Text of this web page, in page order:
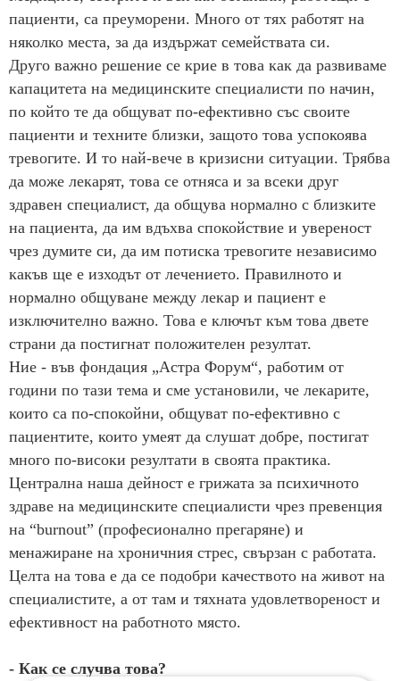
пациенти, са преуморени. Много от тях работят на
няколко места, за да издържат семействата си.
Друго важно решение се крие в това как да развиваме
капацитета на медицинските специалисти по начин,
по който те да общуват по-ефективно със своите
пациенти и техните близки, защото това успокоява
тревогите. И то най-вече в кризисни ситуации. Трябва
да може лекарят, това се отняса и за всеки друг
здравен специалист, да общува нормално с близките
на пациента, да им вдъхва спокойствие и увереност
чрез думите си, да им потиска тревогите независимо
какъв ще е изходът от лечението. Правилното и
нормално общуване между лекар и пациент е
изключително важно. Това е ключът към това двете
страни да постигнат положителен резултат.
Ние - във фондация „Астра Форум“, работим от
години по тази тема и сме установили, че лекарите,
които са по-спокойни, общуват по-ефективно с
пациентите, които умеят да слушат добре, постигат
много по-високи резултати в своята практика.
Централна наша дейност е грижата за психичното
здраве на медицинските специалисти чрез превенция
на “burnout” (професионално прегаряне) и
менажиране на хроничния стрес, свързан с работата.
Целта на това е да се подобри качеството на живот на
специалистите, а от там и тяхната удовлетвореност и
ефективност на работното място.
- Как се случва това?